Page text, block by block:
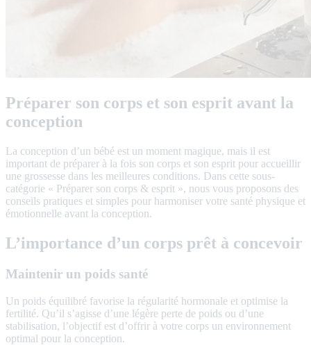
Préparer son corps et son esprit avant la
conception
La conception d’un bébé est un moment magique, mais il est
important de préparer à la fois son corps et son esprit pour accueillir
une grossesse dans les meilleures conditions. Dans cette sous-
catégorie « Préparer son corps & esprit », nous vous proposons des
conseils pratiques et simples pour harmoniser votre santé physique et
émotionnelle avant la conception.
L’importance d’un corps prêt à concevoir
Maintenir un poids santé
Un poids équilibré favorise la régularité hormonale et optimise la
fertilité. Qu’il s’agisse d’une légère perte de poids ou d’une
stabilisation, l’objectif est d’offrir à votre corps un environnement
optimal pour la conception.